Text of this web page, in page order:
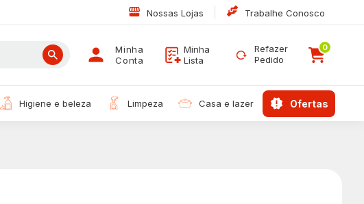
Nossas Lojas Trabalhe Conosco
Minha
Conta
Minha
Lista
Refazer
Pedido
0
higiene e beleza limpeza casa e lazer ofertas